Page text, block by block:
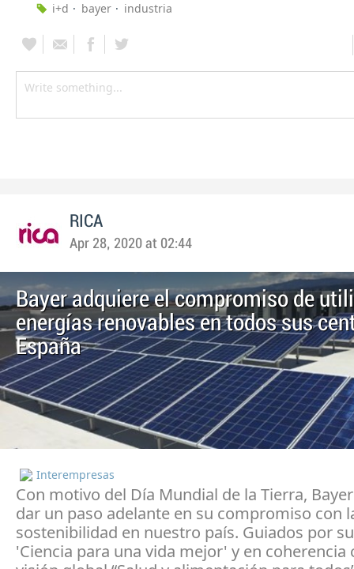
i+d
bayer industria
RICA
Apr 28, 2020 at 02:44
Bayer adquiere el compromiso de
energías renovables en todos sus
España
Interempresas
Con motivo del Día Mundial de la Tierra,
dar un paso adelante en su compromiso con
sostenibilidad en nuestro país. Guiados por
'Ciencia para una vida mejor' y en coherencia